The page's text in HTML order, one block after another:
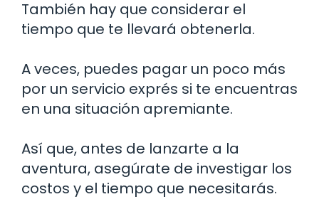
También hay que considerar el
tiempo que te llevará obtenerla.
A veces, puedes pagar un poco más
por un servicio exprés si te encuentras
en una situación apremiante.
Así que, antes de lanzarte a la
aventura, asegúrate de investigar los
costos y el tiempo que necesitarás.